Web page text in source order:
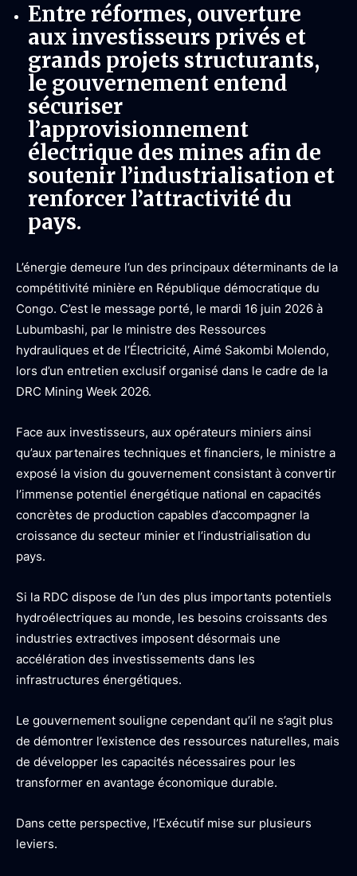
Entre réformes, ouverture
aux investisseurs privés et
grands projets structurants,
le gouvernement entend
sécuriser
l’approvisionnement
électrique des mines afin de
soutenir l’industrialisation et
renforcer l’attractivité du
pays.
L’énergie demeure l’un des principaux déterminants de la
compétitivité minière en République démocratique du
Congo. C’est le message porté, le mardi 16 juin 2026 à
Lubumbashi, par le ministre des Ressources
hydrauliques et de l’Électricité, Aimé Sakombi Molendo,
lors d’un entretien exclusif organisé dans le cadre de la
DRC Mining Week 2026.
Face aux investisseurs, aux opérateurs miniers ainsi
qu’aux partenaires techniques et financiers, le ministre a
exposé la vision du gouvernement consistant à convertir
l’immense potentiel énergétique national en capacités
concrètes de production capables d’accompagner la
croissance du secteur minier et l’industrialisation du
pays.
Si la RDC dispose de l’un des plus importants potentiels
hydroélectriques au monde, les besoins croissants des
industries extractives imposent désormais une
accélération des investissements dans les
infrastructures énergétiques.
Le gouvernement souligne cependant qu’il ne s’agit plus
de démontrer l’existence des ressources naturelles, mais
de développer les capacités nécessaires pour les
transformer en avantage économique durable.
Dans cette perspective, l’Exécutif mise sur plusieurs
leviers.